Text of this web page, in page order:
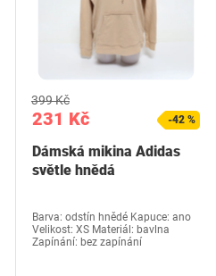
231 Kč
399 Kč
-42 %
Dámská mikina Adidas
světle hnědá
Barva: odstín hnědé Kapuce: ano
Velikost: XS Materiál: bavlna
Zapínání: bez zapínání